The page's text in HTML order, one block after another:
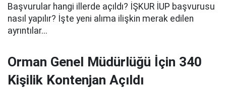
Başvurular hangi illerde açıldı? İŞKUR İUP başvurusu
nasıl yapılır? İşte yeni alıma ilişkin merak edilen
ayrıntılar...
Orman Genel Müdürlüğü İçin 340
Kişilik Kontenjan Açıldı